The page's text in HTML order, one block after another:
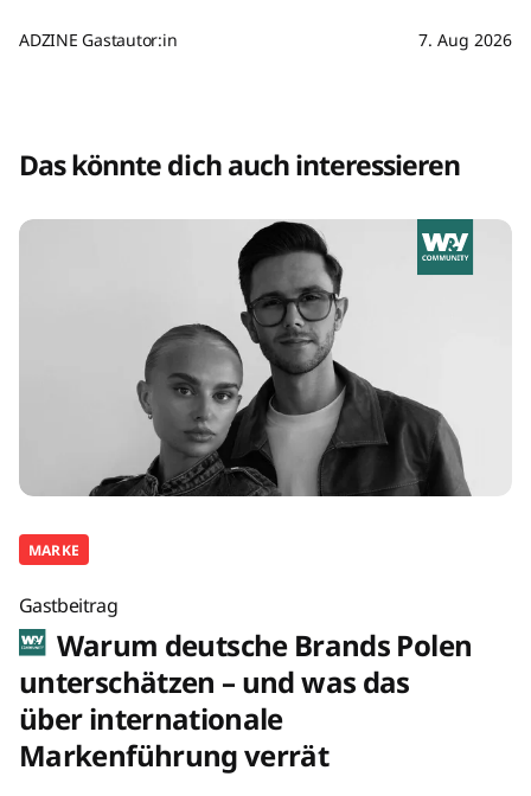
ADZINE Gastautor:in 7. Aug 2026
Das könnte dich auch interessieren
MARKE
Gastbeitrag
Warum deutsche Brands Polen
unterschätzen – und was das
über internationale
Markenführung verrät